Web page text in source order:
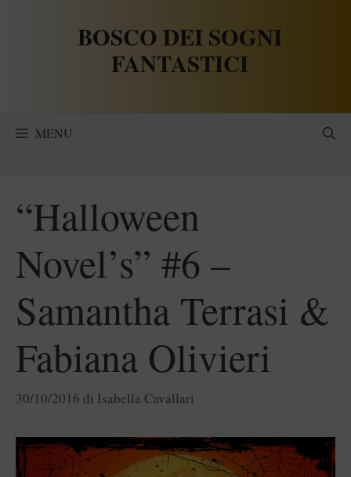
BOSCO DEI SOGNI
FANTASTICI
MENU
“Halloween
Novel’s” #6 –
Samantha Terrasi &
Fabiana Olivieri
30/10/2016 di Isabella Cavallari